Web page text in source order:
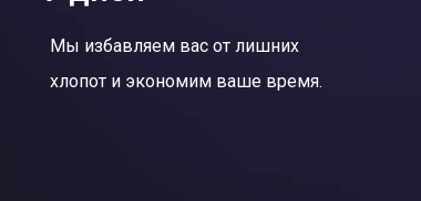
Мы избавляем вас от лишних
хлопот и экономим ваше время.